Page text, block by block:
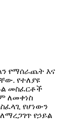
የማሰራጨት እና
የተለያዩ
መስፈርቶች
ለመቀነስ
የሆነውን
የኃይል